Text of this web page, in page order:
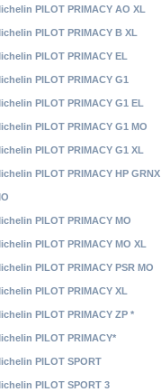
PILOT PRIMACY AO XL
PILOT PRIMACY B XL
PILOT PRIMACY EL
PILOT PRIMACY G1
PILOT PRIMACY G1 EL
PILOT PRIMACY G1 MO
PILOT PRIMACY G1 XL
PILOT PRIMACY HP GRNX
PILOT PRIMACY MO
PILOT PRIMACY MO XL
PILOT PRIMACY PSR MO
PILOT PRIMACY XL
PILOT PRIMACY ZP *
PILOT PRIMACY*
PILOT SPORT
PILOT SPORT 3